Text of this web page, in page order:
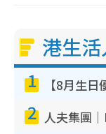
港生
1
2